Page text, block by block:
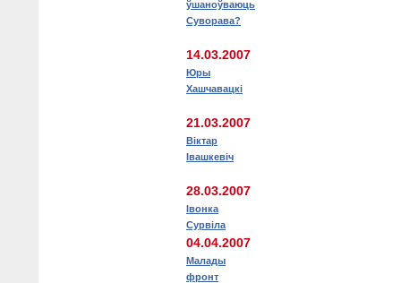
ўшаноўваюць
Суворава?
14.03.2007
Юры
Хашчавацкі
21.03.2007
Віктар
Івашкевіч
28.03.2007
Івонка
Сурвіла
04.04.2007
Малады
фронт